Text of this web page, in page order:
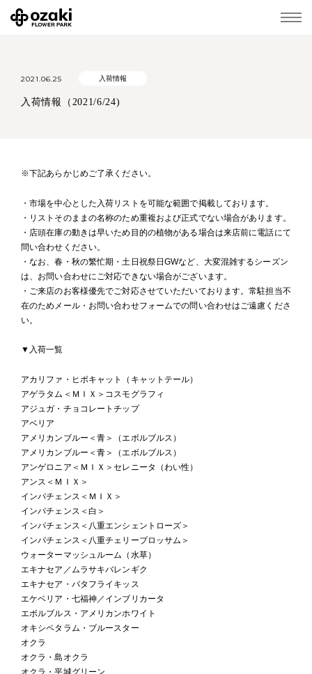
2021.06.25 入荷情報
入荷情報（2021/6/24)
※下記あらかじめご了承ください。
・市場を中心とした入荷リストを可能な範囲で掲載しております。
・リストそのままの名称のため重複および正式でない場合があります。
・店頭在庫の動きは早いため目的の植物がある場合は来店前に電話にて
問い合わせください。
・なお、春・秋の繁忙期・土日祝祭日GWなど、大変混雑するシーズン
は、お問い合わせにご対応できない場合がございます。
・ご来店のお客様優先でご対応させていただいております。常駐担当不
在のためメール・お問い合わせフォームでの問い合わせはご遠慮くださ
い。
▼入荷一覧
アカリファ・ヒポキャット（キャットテール）
アゲラタム＜ＭＩＸ＞コスモグラフィ
アジュガ・チョコレートチップ
アベリア
アメリカンブルー＜青＞（エボルブルス）
アメリカンブルー＜青＞（エボルブルス）
アンゲロニア＜ＭＩＸ＞セレニータ（わい性）
アンス＜ＭＩＸ＞
インパチェンス＜ＭＩＸ＞
インパチェンス＜白＞
インパチェンス＜八重エンシェントローズ＞
インパチェンス＜八重チェリーブロッサム＞
ウォーターマッシュルーム（水草）
エキナセア／ムラサキバレンギク
エキナセア・バタフライキッス
エケベリア・七福神／インブリカータ
エボルブルス・アメリカンホワイト
オキシペタラム・ブルースター
オクラ
オクラ・島オクラ
オクラ・平城グリーン